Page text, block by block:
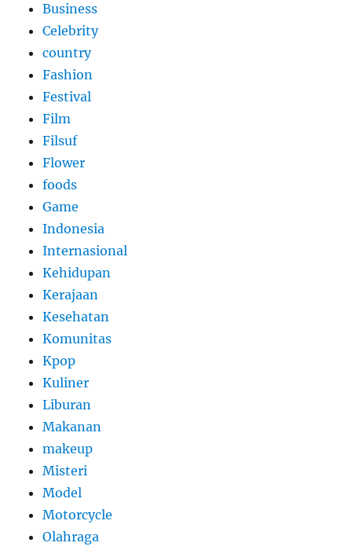
Business
Celebrity
country
Fashion
Festival
Film
Filsuf
Flower
foods
Game
Indonesia
Internasional
Kehidupan
Kerajaan
Kesehatan
Komunitas
Kpop
Kuliner
Liburan
Makanan
makeup
Misteri
Model
Motorcycle
Olahraga